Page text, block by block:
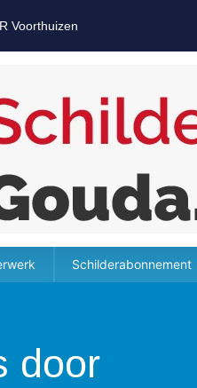
Voorthuizen
Schilderabonnement
door